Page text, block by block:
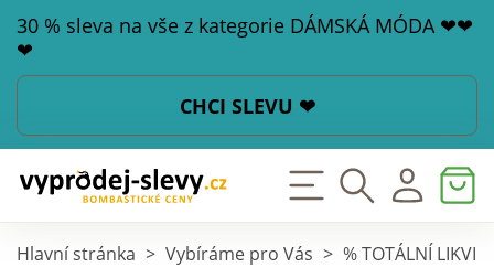
30 % sleva na vše z kategorie DÁMSKÁ MÓDA ❤❤
❤
CHCI SLEVU ❤
Hlavní stránka > Vybíráme pro Vás > % TOTÁLNÍ